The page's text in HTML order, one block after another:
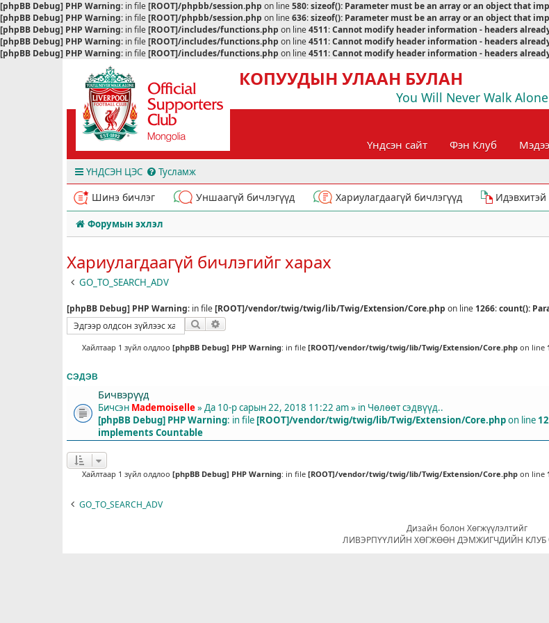
[phpBB Debug] PHP Warning: in file[ROOT]/phpbb/session.php on line580:sizeof(): Parameter must be an array or an object that
[phpBB Debug] PHP Warning: in file[ROOT]/phpbb/session.php on line636:sizeof(): Parameter must be an array or an object that
[phpBB Debug] PHP Warning: in file[ROOT]/includes/functions.php on line4511:Cannot modify header information - headers
[phpBB Debug] PHP Warning: in file[ROOT]/includes/functions.php on line4511:Cannot modify header information - headers
[phpBB Debug] PHP Warning: in file[ROOT]/includes/functions.php on line4511:Cannot modify header information - headers
КОПУУДЫН УЛААН БУЛАН
You Will Never Walk Alone
Үндсэн сайт Фэн Клуб
ҮНДСЭН ЦЭС Тусламж
Шинэ бичлэг Уншаагүй бичлэгүүд Хариулагдаагүй бичлэгүүд Идэвхитэй
Форумын эхлэл
Хариулагдаагүй бичлэгийг харах
GO_TO_SEARCH_ADV
[phpBB Debug] PHP Warning: in file[ROOT]/vendor/twig/twig/lib/Twig/Extension/Core.php on line 1266:count():
Хайлт
Хайлтаар 1 зүйл олдлоо [phpBB Debug] PHP Warning: in file [ROOT]/vendor/twig/twig/lib/Twig/Extension/Core.php on line
СЭДЭВ
Бичвэрүүд
Бичсэн Mademoiselle» Да 10-р сарын 22, 2018 11:22 am » in Чөлөөт сэдвүүд..
[phpBB Debug] PHP Warning: in file [ROOT]/vendor/twig/twig/lib/Twig/Extension/Core.phpon line
implements Countable
Хайлтаар 1 зүйл олдлоо [phpBB Debug] PHP Warning: in file [ROOT]/vendor/twig/twig/lib/Twig/Extension/Core.php on line
GO_TO_SEARCH_ADV
Дизайн болон Хөгжүүлэлтийг
ЛИВЭРПҮҮЛИЙН ХӨГЖӨӨН ДЭМЖИГЧДИЙН КЛУБ